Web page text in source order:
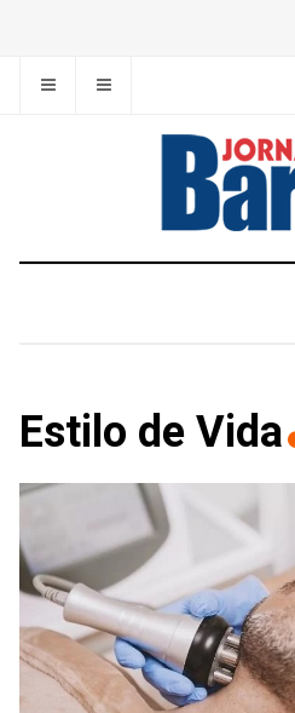
Estilo de Vida